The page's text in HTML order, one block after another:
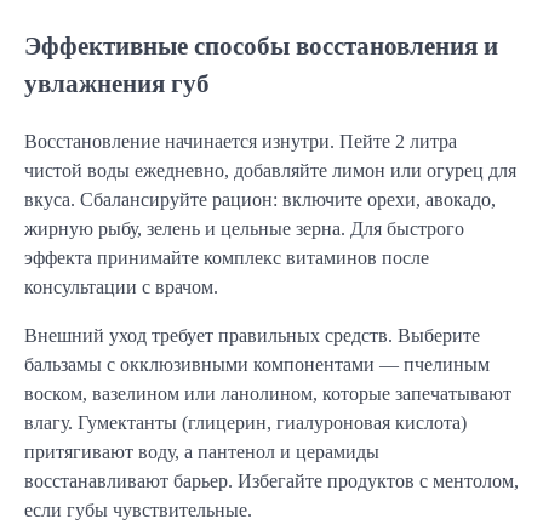
Эффективные способы восстановления и
увлажнения губ
Восстановление начинается изнутри. Пейте 2 литра
чистой воды ежедневно, добавляйте лимон или огурец для
вкуса. Сбалансируйте рацион: включите орехи, авокадо,
жирную рыбу, зелень и цельные зерна. Для быстрого
эффекта принимайте комплекс витаминов после
консультации с врачом.
Внешний уход требует правильных средств. Выберите
бальзамы с окклюзивными компонентами — пчелиным
воском, вазелином или ланолином, которые запечатывают
влагу. Гумектанты (глицерин, гиалуроновая кислота)
притягивают воду, а пантенол и церамиды
восстанавливают барьер. Избегайте продуктов с ментолом,
если губы чувствительные.